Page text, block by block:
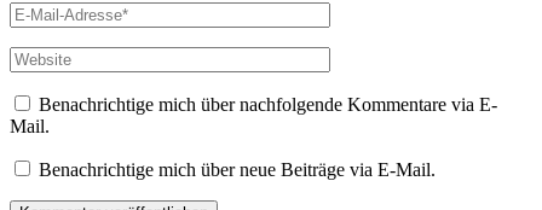
E-
Mail-
Adresse*
Website
Benachrichtige mich über nachfolgende Kommentare via E-
Mail.
Benachrichtige mich über neue Beiträge via E-Mail.